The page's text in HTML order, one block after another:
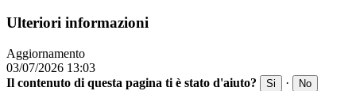
Ulteriori informazioni
Aggiornamento
03/07/2026 13:03
Il contenuto di questa pagina ti è stato d'aiuto?
Si · No